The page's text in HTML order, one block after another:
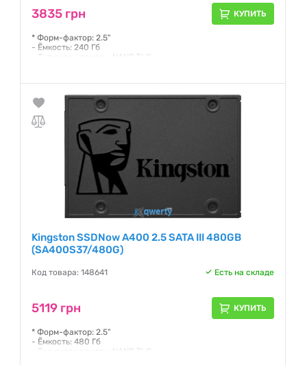
3835 грн КУПИТЬ
* Форм-фактор: 2.5"
- Ёмкость: 240 Гб
- Тип ячеек памяти: NAND TLC
- Макс. скорость записи, до: 350 МБ/с
Гарантия: 36 месяцев
Kingston SSDNow A400 2.5 SATA III 480GB
(SA400S37/480G)
Код товара: 148641 Есть на складе
5119 грн КУПИТЬ
* Форм-фактор: 2.5"
- Ёмкость: 480 Гб
- Тип ячеек памяти: NAND TLC